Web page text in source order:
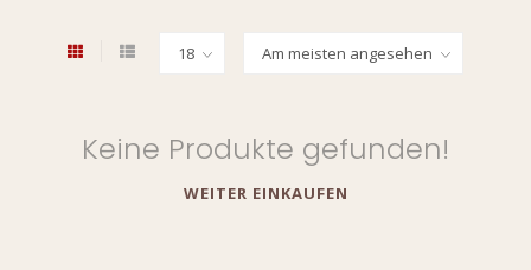
Keine Produkte gefunden!
WEITER EINKAUFEN